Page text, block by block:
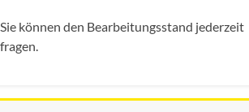
können den Bearbeitungsstand jederzeit